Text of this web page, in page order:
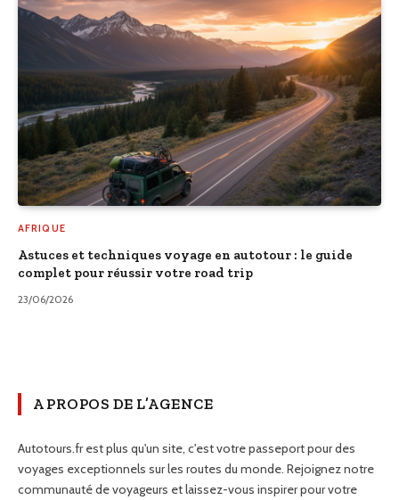
AFRIQUE
Astuces et techniques voyage en autotour : le guide
complet pour réussir votre road trip
23/06/2026
A PROPOS DE L’AGENCE
Autotours.fr est plus qu'un site, c'est votre passeport pour des
voyages exceptionnels sur les routes du monde. Rejoignez notre
communauté de voyageurs et laissez-vous inspirer pour votre